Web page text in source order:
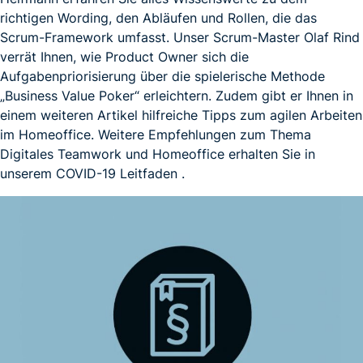
richtigen Wording, den Abläufen und Rollen, die das
Scrum-Framework umfasst. Unser Scrum-Master Olaf Rind
verrät Ihnen, wie Product Owner sich die
Aufgabenpriorisierung über die spielerische Methode
„Business Value Poker“ erleichtern. Zudem gibt er Ihnen in
einem weiteren Artikel hilfreiche Tipps zum agilen Arbeiten
im Homeoffice. Weitere Empfehlungen zum Thema
Digitales Teamwork und Homeoffice erhalten Sie in
unserem COVID-19 Leitfaden .